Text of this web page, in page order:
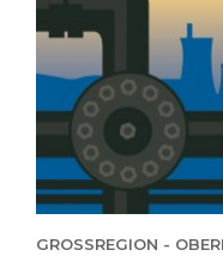
GROSSREGION -